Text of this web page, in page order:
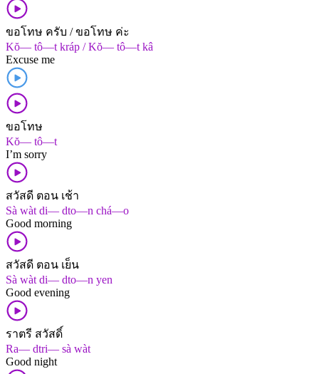
ขอโทษ ครับ / ขอโทษ ค่ะ
Kŏ— tô—t kráp / Kŏ— tô—t kâ
Excuse me
ขอโทษ
Kŏ— tô—t
I’m sorry
สวัสดี ตอน เช้า
Sà wàt di— dto—n chá—o
Good morning
สวัสดี ตอน เย็น
Sà wàt di— dto—n yen
Good evening
ราตรี สวัสดิ์
Ra— dtri— sà wàt
Good night